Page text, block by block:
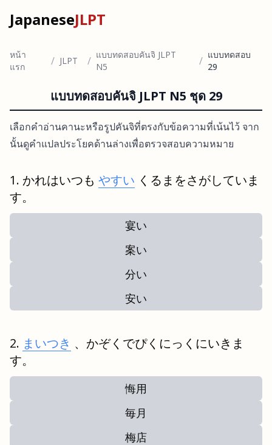
JapaneseJLPT
หน้า
แรก
/ JLPT / แบบทดสอบคันจิ JLPT
N5
/ แบบทดสอบ
29
แบบทดสอบคันจิ JLPT N5 ชุด 29
เลือกคำอ่านคานะหรือรูปคันจิที่ตรงกับข้อความที่เน้นไว้ จาก
นั้นดูคำแปลประโยคด้านล่างเพื่อตรวจสอบความหมาย
かれはいつも やすい くるまをさがしていま
す。
宴い
案い
分い
安い
まいつき 、かぞくでぴくにっくにいきま
す。
悔用
毎月
梅店